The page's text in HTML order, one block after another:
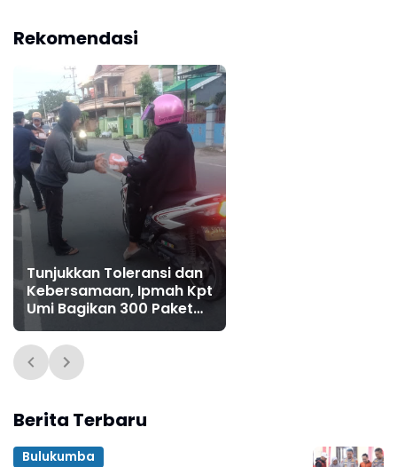
Rekomendasi
Tunjukkan Toleransi dan
Kebersamaan, Ipmah Kpt
Umi Bagikan 300 Paket
Takjil
Berita Terbaru
Bulukumba